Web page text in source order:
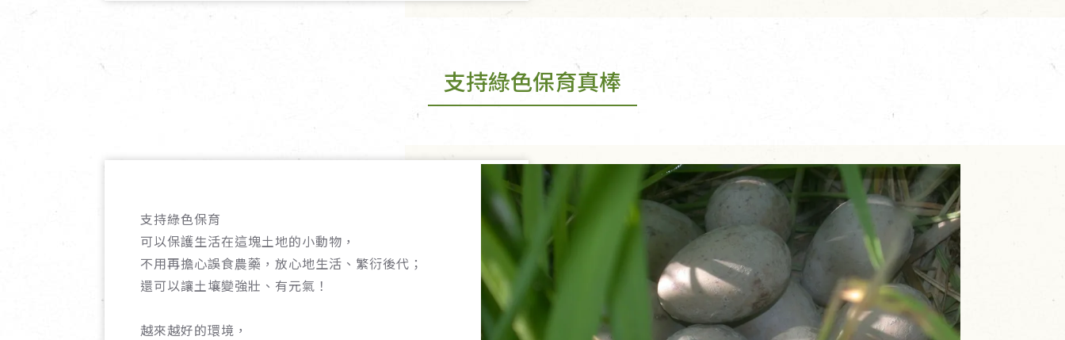
支持綠色保育真棒
支持綠色保育
可以保護生活在這塊土地的小動物，
不用再擔心誤食農藥，放心地生活、繁衍後代；
還可以讓土壤變強壯、有元氣！
越來越好的環境，